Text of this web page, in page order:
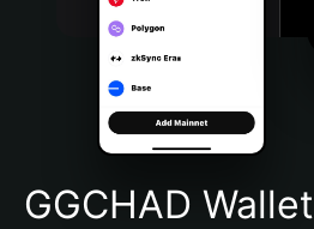
Português (Brasil)
Español (Argentina)
GGCHAD Wallet